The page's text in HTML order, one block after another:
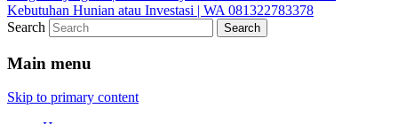
Search
Main menu
Skip to primary content